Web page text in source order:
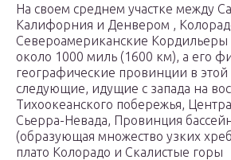
На своем среднем участке между
Калифорния и Денвером ,
Североамериканские
около 1000 миль (1600 км), а его
географические провинции в этой
следующие, идущие с запада на
Тихоокеанского побережья,
Сьерра-Невада, Провинция
(образующая множество узких
плато Колорадо и Скалистые горы